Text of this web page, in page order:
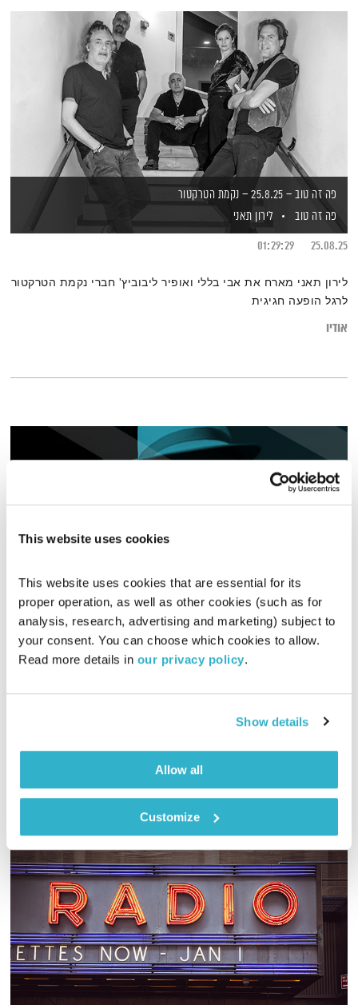
This website uses cookies
This website uses cookies that are essential for its
proper operation, as well as other cookies (such as for
analysis, research, advertising and marketing) subject to
your consent. You can choose which cookies to allow.
Read more details in our privacy policy.
Show details
Allow all
Customize
פה זה טוב – 25.8.25 – נקמת הטרקטור
פה זה טוב
לירון תאני
25.08.25
01:29:29
לירון תאני מארח את אבי בללי ואופיר ליבוביץ' חברי נקמת הטרקטור
לרגל הופעה חגיגית
אודיו
דורי בן זאב
מופע הרדיו של גוטליב וברובינסקי
ירון ברובינסקי
אורי גוטליב וירון ברובינסקי חוזרים לשגרה ומארחים את דורי בן
זאב!